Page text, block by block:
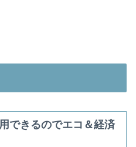
できるのでエコ＆経済